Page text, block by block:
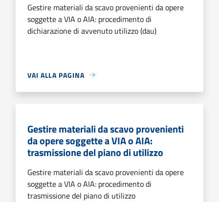
Gestire materiali da scavo provenienti da opere
soggette a VIA o AIA: procedimento di
dichiarazione di avvenuto utilizzo (dau)
VAI ALLA PAGINA
Gestire materiali da scavo provenienti
da opere soggette a VIA o AIA:
trasmissione del piano di utilizzo
Gestire materiali da scavo provenienti da opere
soggette a VIA o AIA: procedimento di
trasmissione del piano di utilizzo